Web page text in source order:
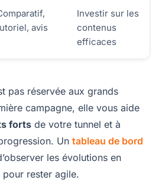
avis
Investir sur les
contenus
efficaces
pas réservée aux grands
campagne, elle vous aide
forts de votre tunnel et à
Un tableau de bord
les évolutions en
rester agile.